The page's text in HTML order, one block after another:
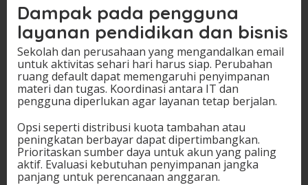
Dampak pada pengguna
layanan pendidikan dan bisnis
Sekolah dan perusahaan yang mengandalkan email
untuk aktivitas sehari hari harus siap. Perubahan
ruang default dapat memengaruhi penyimpanan
materi dan tugas. Koordinasi antara IT dan
pengguna diperlukan agar layanan tetap berjalan.
Opsi seperti distribusi kuota tambahan atau
peningkatan berbayar dapat dipertimbangkan.
Prioritaskan sumber daya untuk akun yang paling
aktif. Evaluasi kebutuhan penyimpanan jangka
panjang untuk perencanaan anggaran.